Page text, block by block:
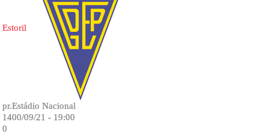
Estoril
pr.Estádio Nacional
1400/09/21 - 19:00
0